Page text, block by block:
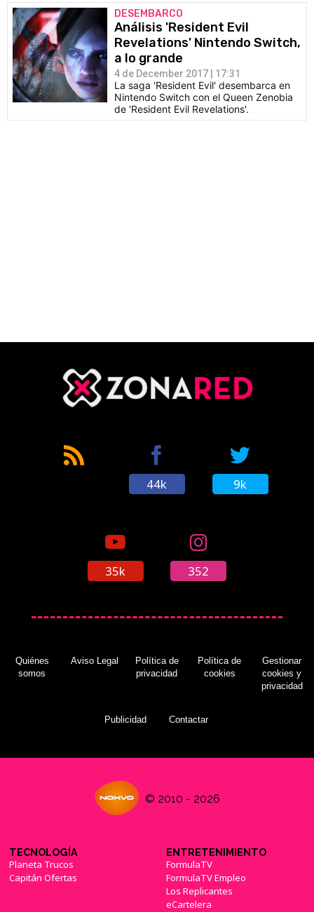
DESEMBARCO
Análisis 'Resident Evil
Revelations' Nintendo Switch,
a lo grande
4 de December 2017 | 17:31
La saga 'Resident Evil' desembarca en
Nintendo Switch con el Queen Zenobia
de 'Resident Evil Revelations'.
44k 9k
35k 352
Quiénes
somos
Aviso Legal
Política de
privacidad
Política de
cookies
Gestionar
cookies y
privacidad
Publicidad Contactar
© 2010 - 2026
TECNOLOGÍA
Planeta Trucos
Capitán Ofertas
ENTRETENIMIENTO
FormulaTV
FormulaTV Empleo
Los Replicantes
eCartelera